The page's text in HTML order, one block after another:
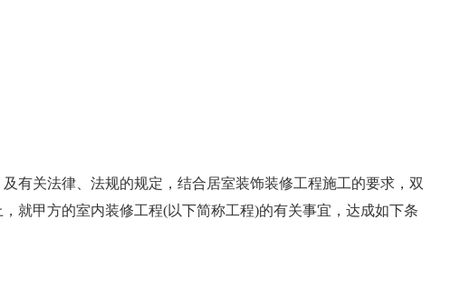
有关法律、法规的规定，结合居室装饰装修工程施工的要求，双
就甲方的室内装修工程(以下简称工程)的有关事宜，达成如下条